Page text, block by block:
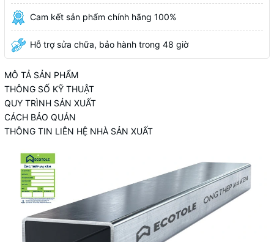
Cam kết sản phẩm chính hãng 100%
Hỗ trợ sửa chữa, bảo hành trong 48 giờ
MÔ TẢ SẢN PHẨM
THÔNG SỐ KỸ THUẬT
QUY TRÌNH SẢN XUẤT
CÁCH BẢO QUẢN
THÔNG TIN LIÊN HỆ NHÀ SẢN XUẤT